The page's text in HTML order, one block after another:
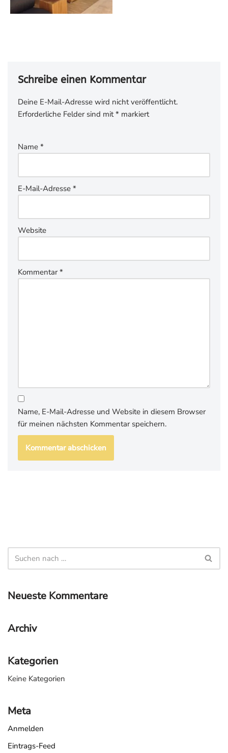
Schreibe einen Kommentar
Deine E-Mail-Adresse wird nicht veröffentlicht.
Erforderliche Felder sind mit* markiert
Name *
E-Mail-Adresse *
Website
Kommentar*
Name, E-Mail-Adresse und Website in diesem Browser
für meinen nächsten Kommentar speichern.
Neueste Kommentare
Archiv
Kategorien
Keine Kategorien
Meta
Anmelden
Eintrags-Feed